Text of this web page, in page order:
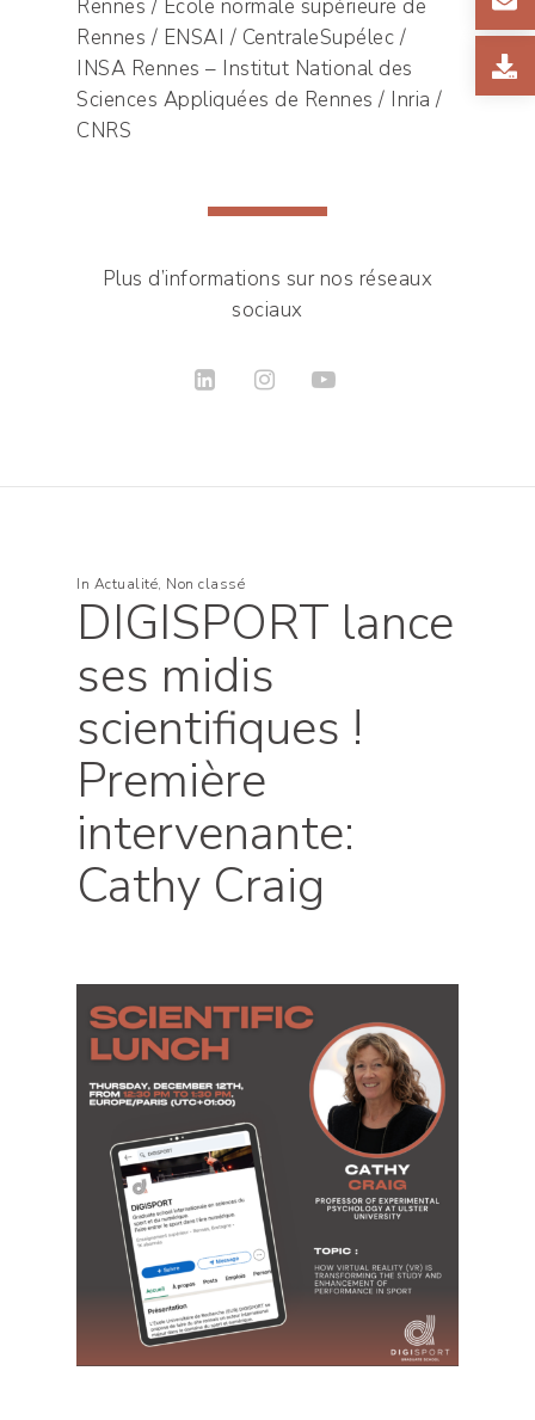
Rennes / École normale supérieure de
Rennes / ENSAI / CentraleSupélec /
INSA Rennes – Institut National des
Sciences Appliquées de Rennes / Inria /
CNRS
Plus d’informations sur nos réseaux
sociaux
In Actualité, Non classé
DIGISPORT lance
ses midis
scientifiques !
Première
intervenante:
Cathy Craig